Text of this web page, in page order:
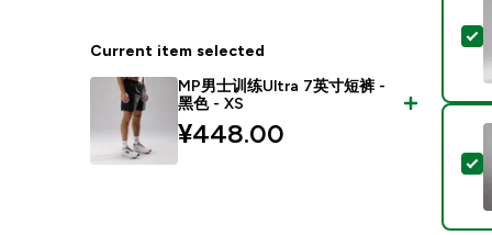
Current item selected
MP男士训练Ultra 7英寸短裤 -
黑色 - XS
¥448.00‎